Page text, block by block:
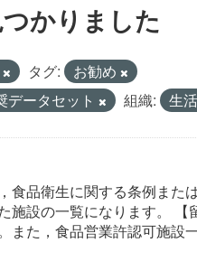
かりました
タグ:
お勧め
データセット 組織: 生
食品衛生に関する条例また
施設の一覧になります。
また，食品営業許認可施設